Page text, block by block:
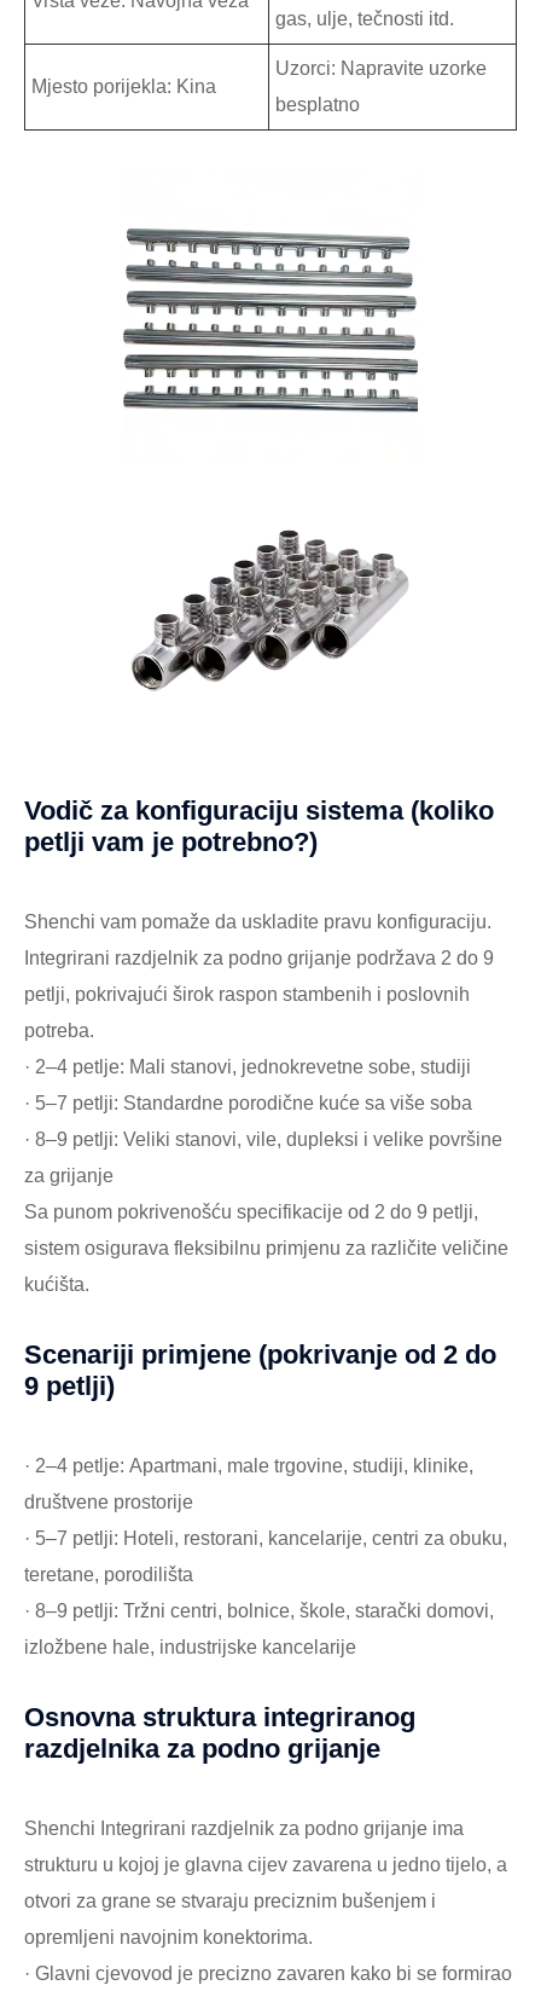
gas, ulje, tečnosti itd.
Mjesto porijekla: Kina
Uzorci: Napravite uzorke
besplatno
Vodič za konfiguraciju sistema (koliko
petlji vam je potrebno?)
Shenchi vam pomaže da uskladite pravu konfiguraciju.
Integrirani razdjelnik za podno grijanje podržava 2 do 9
petlji, pokrivajući širok raspon stambenih i poslovnih
potreba.
· 2–4 petlje: Mali stanovi, jednokrevetne sobe, studiji
· 5–7 petlji: Standardne porodične kuće sa više soba
· 8–9 petlji: Veliki stanovi, vile, dupleksi i velike površine
za grijanje
Sa punom pokrivenošću specifikacije od 2 do 9 petlji,
sistem osigurava fleksibilnu primjenu za različite veličine
kućišta.
Scenariji primjene (pokrivanje od 2 do
9 petlji)
· 2–4 petlje: Apartmani, male trgovine, studiji, klinike,
društvene prostorije
· 5–7 petlji: Hoteli, restorani, kancelarije, centri za obuku,
teretane, porodilišta
· 8–9 petlji: Tržni centri, bolnice, škole, starački domovi,
izložbene hale, industrijske kancelarije
Osnovna struktura integriranog
razdjelnika za podno grijanje
Shenchi Integrirani razdjelnik za podno grijanje ima
strukturu u kojoj je glavna cijev zavarena u jedno tijelo, a
otvori za grane se stvaraju preciznim bušenjem i
opremljeni navojnim konektorima.
· Glavni cjevovod je precizno zavaren kako bi se formirao